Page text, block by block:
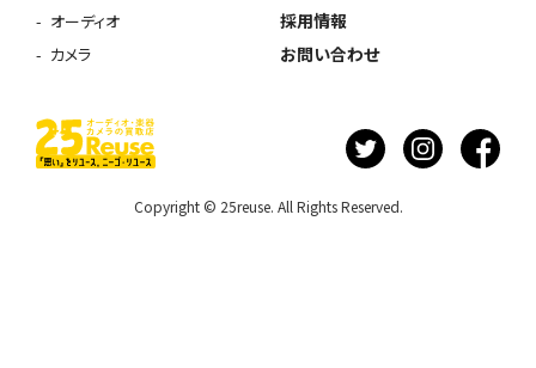
オーディオ
カメラ
採用情報
お問い合わせ
Copyright © 25reuse. All Rights Reserved.